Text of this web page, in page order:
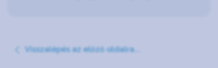
Visszalépés az előző oldalra...